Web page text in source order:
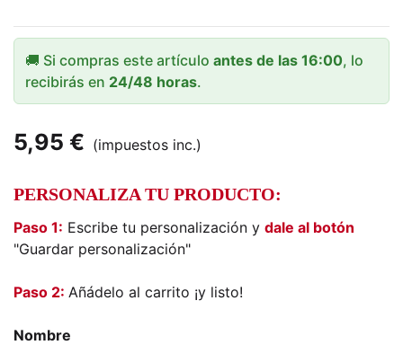
🚚 Si compras este artículo antes de las 16:00, lo
recibirás en 24/48 horas.
5,95 € (impuestos inc.)
PERSONALIZA TU PRODUCTO:
Paso 1: Escribe tu personalización y dale al botón
"Guardar personalización"
Paso 2: Añádelo al carrito ¡y listo!
Nombre